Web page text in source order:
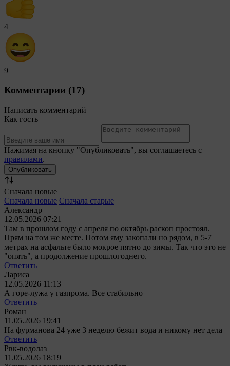
4
9
Комментарии (17)
Написать комментарий
Как гость
Нажимая на кнопку "Опубликовать", вы соглашаетесь с
правилами.
Сначала новые
Сначала новые Сначала старые
Александр
12.05.2026 07:21
Там в прошлом году с апреля по октябрь раскоп простоял.
Прям на том же месте. Потом яму закопали но рядом, в 5-7
метрах на асфальте было мокрое пятно до зимы. Так что это не
"опять", а продолжение прошлогоднего.
Ответить
Лариса
12.05.2026 11:13
А горе-лужа у газпрома. Все стабильно
Ответить
Роман
11.05.2026 19:41
На фурманова 24 уже 3 неделю бежит вода и никому нет дела
Ответить
Рвк-водолаз
11.05.2026 18:19